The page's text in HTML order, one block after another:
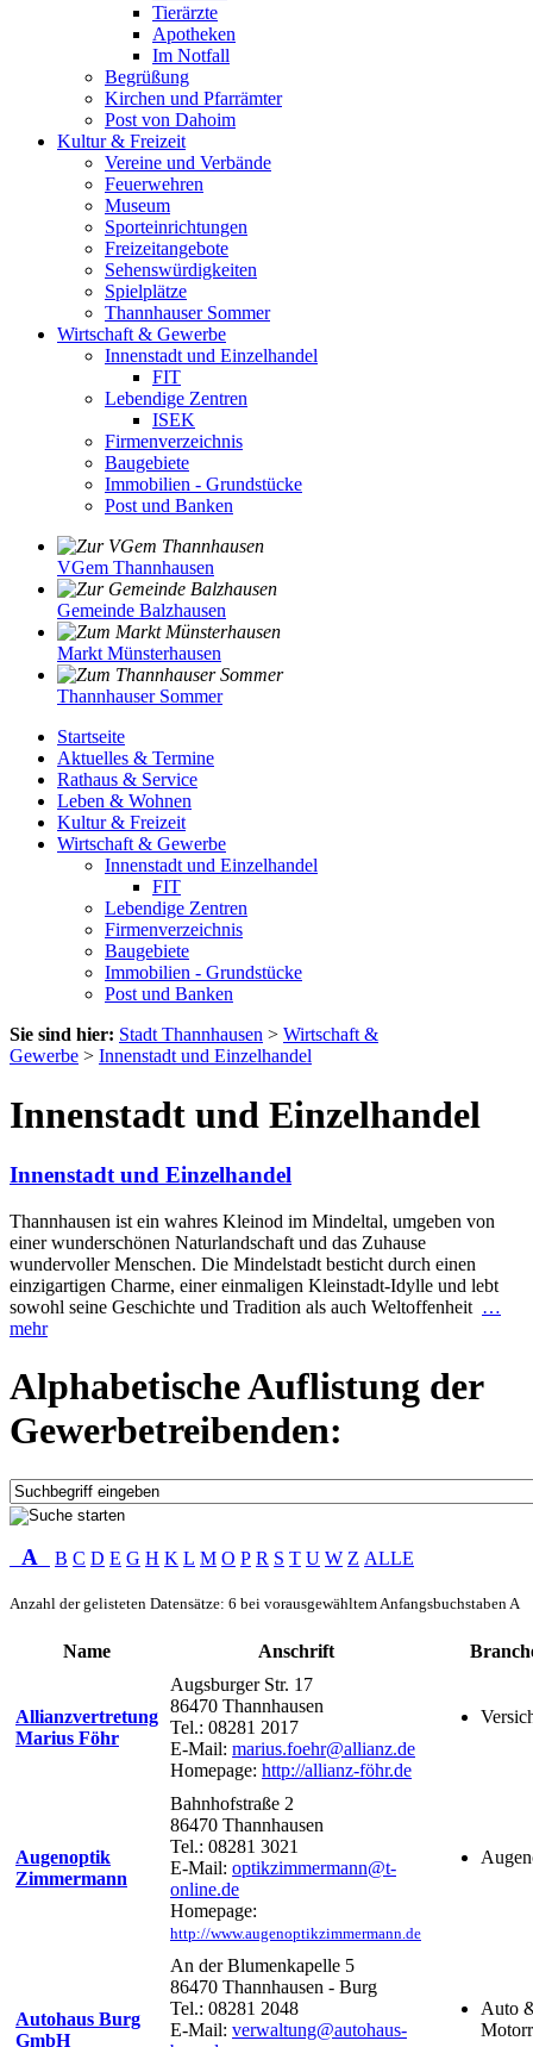
Tierärzte
Apotheken
Im Notfall
Begrüßung
Kirchen und Pfarrämter
Post von Dahoim
Kultur & Freizeit
Vereine und Verbände
Feuerwehren
Museum
Sporteinrichtungen
Freizeitangebote
Sehenswürdigkeiten
Spielplätze
Thannhauser Sommer
Wirtschaft & Gewerbe
Innenstadt und Einzelhandel
FIT
Lebendige Zentren
ISEK
Firmenverzeichnis
Baugebiete
Immobilien - Grundstücke
Post und Banken
VGem Thannhausen
Gemeinde Balzhausen
Markt Münsterhausen
Thannhauser Sommer
Startseite
Aktuelles & Termine
Rathaus & Service
Leben & Wohnen
Kultur & Freizeit
Wirtschaft & Gewerbe
Innenstadt und Einzelhandel
FIT
Lebendige Zentren
Firmenverzeichnis
Baugebiete
Immobilien - Grundstücke
Post und Banken
Sie sind hier: Stadt Thannhausen > Wirtschaft &
Gewerbe > Innenstadt und Einzelhandel
Innenstadt und Einzelhandel
Innenstadt und Einzelhandel
Thannhausen ist ein wahres Kleinod im Mindeltal, umgeben von
einer wunderschönen Naturlandschaft und das Zuhause
wundervoller Menschen. Die Mindelstadt besticht durch einen
einzigartigen Charme, einer einmaligen Kleinstadt-Idylle und lebt
sowohl seine Geschichte und Tradition als auch Weltoffenheit …
mehr
Alphabetische Auflistung der
Gewerbetreibenden:
A B C D E G H K L M O P R S T U W Z ALLE
Anzahl der gelisteten Datensätze: 6 bei vorausgewähltem Anfangsbuchstaben A
Name Anschrift
Allianzvertretung
Marius Föhr
Augsburger Str. 17
86470 Thannhausen
Tel.: 08281 2017
E-Mail: marius.foehr@allianz.de
Homepage: http://allianz-föhr.de
Augenoptik
Zimmermann
Bahnhofstraße 2
86470 Thannhausen
Tel.: 08281 3021
E-Mail: optikzimmermann@t-
online.de
Homepage:
http://www.augenoptikzimmermann.de
Autohaus Burg
GmbH
An der Blumenkapelle 5
86470 Thannhausen - Burg
Tel.: 08281 2048
E-Mail: verwaltung@autohaus-
Auto